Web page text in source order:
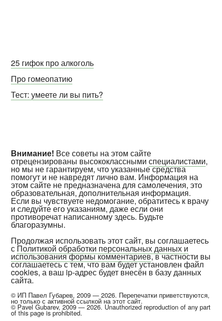
25 гифок про алкоголь
Про гомеопатию
Тест: умеете ли вы пить?
Внимание! Все советы на этом сайте
отрецензированы высококласснымиспециалистами,
но мы не гарантируем, что указанные средства
помогут и не навредят лично вам. Информация на
этом сайте не предназначена для самолечения, это
образовательная, дополнительная информация.
Если вы чувствуете недомогание, обратитесь к врачу
и следуйте его указаниям, даже если они
противоречат написанному здесь. Будьте
благоразумны.
Продолжая использовать этот сайт, вы соглашаетесь
с Политикой обработки персональных данных и
использования формы комментариев, в частности вы
соглашаетесь с тем, что вам будет установлен файл
cookies, а ваш ip-адрес будет внесён в базу данных
сайта.
© ИП Павел Губарев, 2009 — 2026. Перепечатки приветствуются,
но только с активной ссылкой на этот сайт.
© Pavel Gubarev, 2009 — 2026. Unauthorized reproduction of any part
of this page is prohibited.